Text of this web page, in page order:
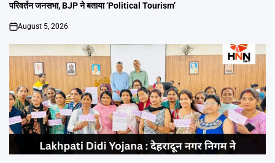
परिवर्तन जनसभा, BJP ने बताया ‘Political Tourism’
on
August 5, 2026